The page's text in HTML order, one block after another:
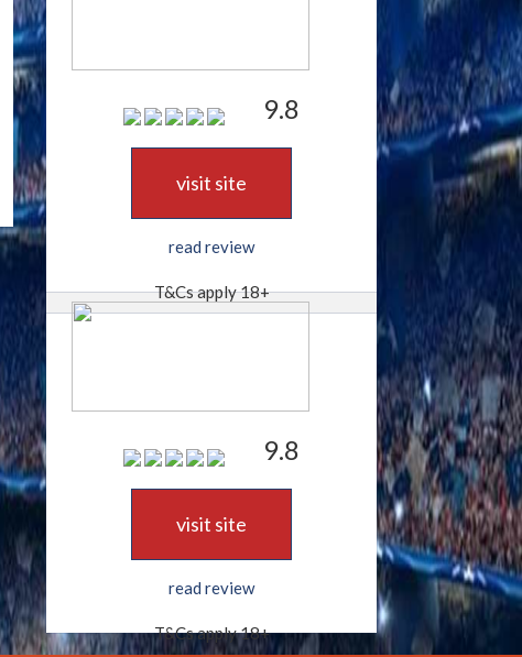
9.8
visit site
read review
T&Cs apply 18+
9.8
visit site
read review
T&Cs apply 18+